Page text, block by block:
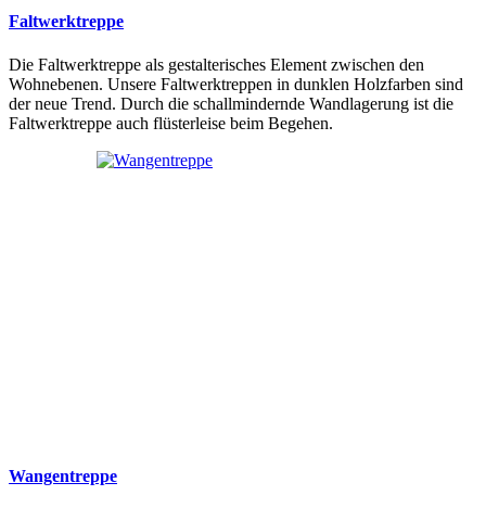
Faltwerktreppe
Die Faltwerktreppe als gestalterisches Element zwischen den
Wohnebenen. Unsere Faltwerktreppen in dunklen Holzfarben sind
der neue Trend. Durch die schallmindernde Wandlagerung ist die
Faltwerktreppe auch flüsterleise beim Begehen.
Wangentreppe